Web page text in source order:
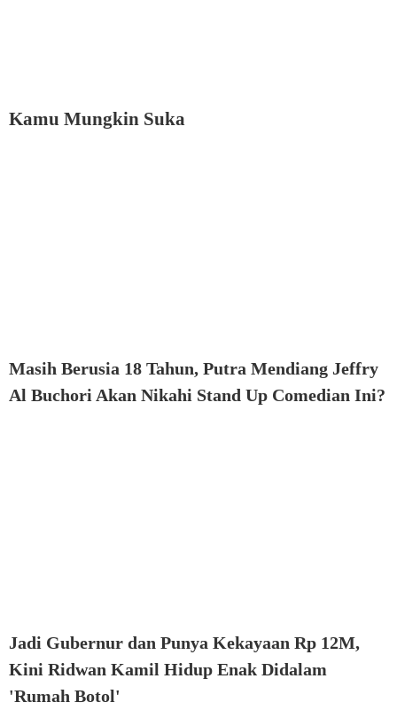
Kamu Mungkin Suka
Masih Berusia 18 Tahun, Putra Mendiang Jeffry
Al Buchori Akan Nikahi Stand Up Comedian Ini?
Jadi Gubernur dan Punya Kekayaan Rp 12M,
Kini Ridwan Kamil Hidup Enak Didalam
'Rumah Botol'